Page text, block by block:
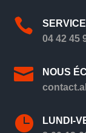

04 42 45

NOUS

LUNDI-